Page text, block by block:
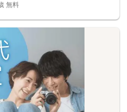
無料